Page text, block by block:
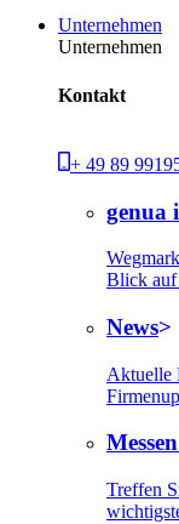
Unternehmen
Unternehmen
Kontakt
+ 49 89
genua
Blick auf
News
Aktuelle
Treffen